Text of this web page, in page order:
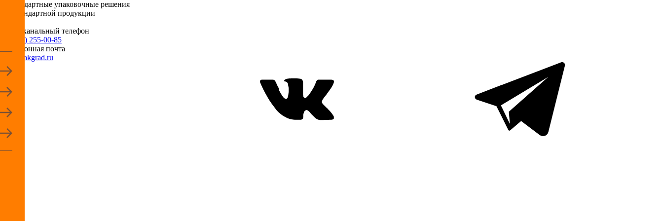
Нестандартные упаковочные решения
для стандартной продукции
Многоканальный телефон
+7 (495) 255-00-85
Электронная почта
info@pakgrad.ru